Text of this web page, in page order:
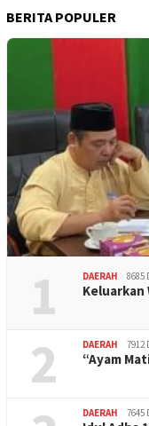
BERITA POPULER
1 DAERAH
Keluarkan
2 DAERAH
“Ayam
DAERAH